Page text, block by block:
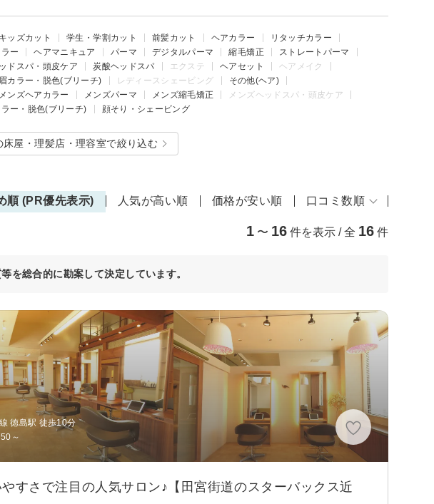
ッズカット 学生・学割カット 前髪カット ヘアカラー
リタッチカラー
ー
ヘアマニキュア パーマ デジタルパーマ 縮毛矯正
ストレートパーマ
ドスパ・頭皮ケア 炭酸ヘッドスパ エクステ ヘアセット
ヘアメイク
カラー・脱色(ブリーチ) レディースシェービング
その他(ヘア)
メンズヘアカラー メンズパーマ メンズ縮毛矯正
メンズヘッドスパ・頭皮ケア
ー・脱色(ブリーチ)
顔そり・シェービング
床屋・理髪店・理容室で絞り込む
順 (PR優先表示) 人気が高い順 価格が安い順 口コミ数順
1 〜 16 件を表示 / 全 16 件
を総合的に勘案して決定しています。
徳島駅 徒歩10分
～
すさで注目の人気サロン♪【田宮街道のスターバックス近